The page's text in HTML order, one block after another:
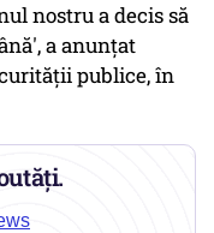
nostru a decis să
a anunţat
publice, în